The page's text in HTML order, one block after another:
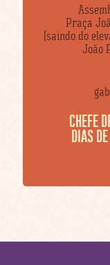
Praça
(saindo do
João
CHEFE
DIAS